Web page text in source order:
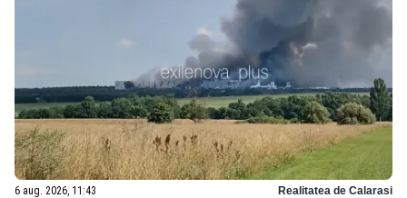
6 aug. 2026, 11:43 Realitatea de Calarasi